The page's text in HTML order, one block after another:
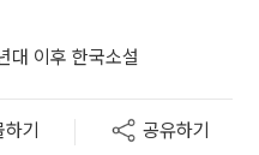
대 이후 한국소설
하기 공유하기